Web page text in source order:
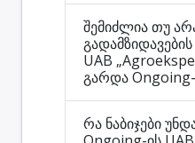
შემიძლია თუ
UAB
გარდა
რა ნაბიჯები